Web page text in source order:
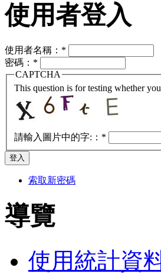
使用者登入
使用者名稱： *
密碼： *
CAPTCHA
This question is for testing whether
請輸入圖片中的字:： *
索取新密碼
導覽
使用統計資